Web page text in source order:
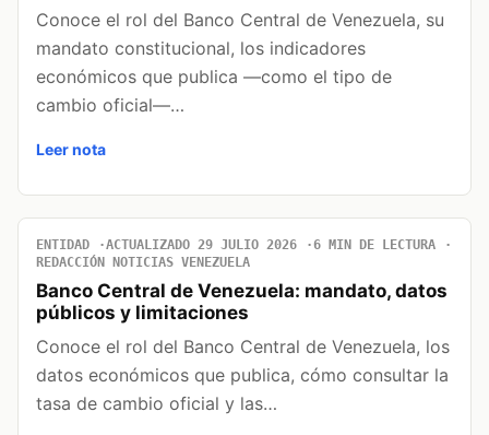
Conoce el rol del Banco Central de Venezuela, su
mandato constitucional, los indicadores
económicos que publica —como el tipo de
cambio oficial—…
Leer nota
ENTIDAD ACTUALIZADO 29 JULIO 2026
6 MIN DE LECTURA
REDACCIÓN NOTICIAS VENEZUELA
Banco Central de Venezuela: mandato, datos
públicos y limitaciones
Conoce el rol del Banco Central de Venezuela, los
datos económicos que publica, cómo consultar la
tasa de cambio oficial y las…